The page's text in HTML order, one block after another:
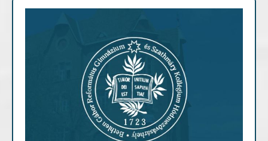
Archív cikkek